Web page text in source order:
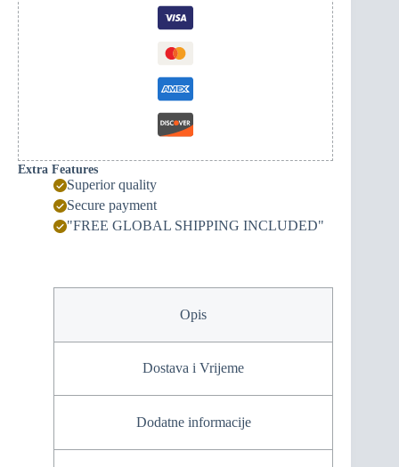
Extra Features
Superior quality
Secure payment
"FREE GLOBAL SHIPPING INCLUDED"
Opis
Dostava i Vrijeme
Dodatne informacije